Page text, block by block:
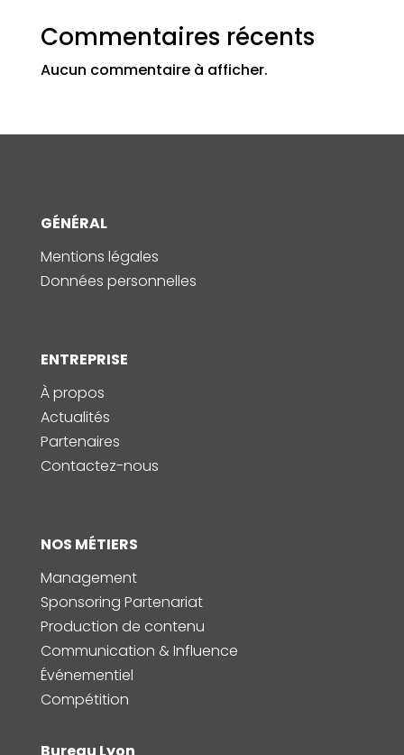
Commentaires récents
Aucun commentaire à afficher.
GÉNÉRAL
Mentions légales
Données personnelles
ENTREPRISE
À propos
Actualités
Partenaires
Contactez-nous
NOS MÉTIERS
Management
Sponsoring Partenariat
Production de contenu
Communication & Influence
Événementiel
Compétition